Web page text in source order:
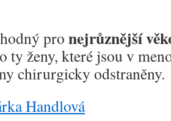
pro nejrůznější
ty ženy, které jsou v
chirurgicky odstraněny.
Handlová